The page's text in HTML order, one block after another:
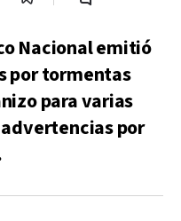
Nacional emitió
por tormentas
para varias
por